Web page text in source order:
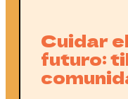
Cuidar
futuro: